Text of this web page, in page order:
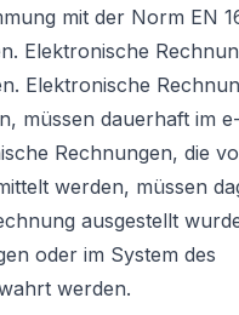
mit der Norm EN
Elektronische
Elektronische
müssen dauerhaft im
Rechnungen, die
werden, müssen
ausgestellt
oder im System des
werden.